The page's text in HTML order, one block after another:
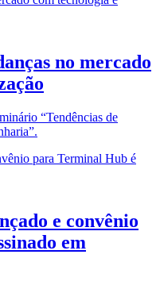
no mercado
“Tendências de
e convênio
em